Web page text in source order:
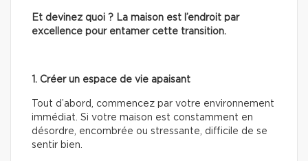
Et devinez quoi ? La maison est l’endroit par
excellence pour entamer cette transition.
1. Créer un espace de vie apaisant
Tout d’abord, commencez par votre environnement
immédiat. Si votre maison est constamment en
désordre, encombrée ou stressante, difficile de se
sentir bien.